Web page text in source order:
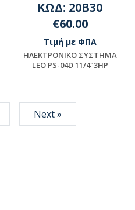
ΚΩΔ: 20B30
€60.00
Τιμή με ΦΠΑ
HΛEKTPONIKO ΣYΣTHMA
LEO PS-04D 11/4"3HP
Next »